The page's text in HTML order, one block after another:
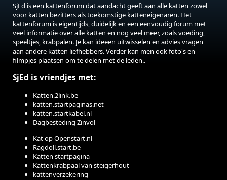
SjEd is een kattenforum dat aandacht geeft aan alle katten zowel
voor katten bezitters als toekomstige katteneigenaren. Het
kattenforum is eigentijds, duidelijk en een eenvoudig forum met
veel informatie over alle katten en nog veel meer, zoals voeding,
speeltjes, krabpalen. Je kan ideeën uitwisselen en advies vragen
aan andere katten liefhebbers. Verder kan men ook foto's en
filmpjes plaatsen om te delen met de leden..
SjEd is vriendjes met:
Katten.2link.be
katten.startpaginas.net
katten.startkabel.nl
Dagbesteding Zinvol
Kat op Openstart.nl
Ragdoll.start.be
Katten startpagina
Kattenkrabpaal van steigerhout
kattenverzekering